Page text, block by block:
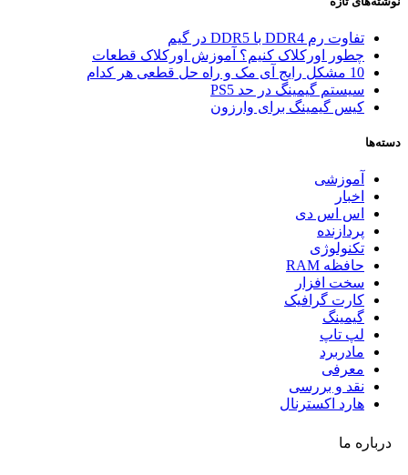
تفاوت رم DDR4 با DDR5 در گیم
چطور اورکلاک کنیم؟ آموزش اورکلاک قطعات
10 مشکل رایج آی مک و راه حل قطعی هر کدام
سیستم گیمینگ در حد PS5
کیس گیمینگ برای وارزون
دسته‌ها
آموزشی
اخبار
اس اس دی
پردازنده
تکنولوژی
حافظه RAM
سخت افزار
کارت گرافیک
گیمینگ
لپ تاپ
مادربرد
معرفی
نقد و بررسی
هارد اکسترنال
درباره ما